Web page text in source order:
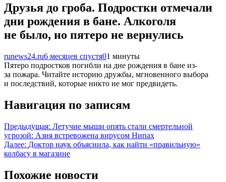
Друзья до гроба. Подростки отмечали
дни рождения в бане. Алкоголя
не было, но пятеро не вернулись
runews24.ru6 месяцев спустя01 минуты
Пятеро подростков погибли на дне рождения в бане из-
за пожара. Читайте историю дружбы, мгновенного выбора
и последствий, которые никто не мог предвидеть.
Навигация по записям
Предыдущая: Летучие мыши опять стали смертельной
угрозой: Азия встревожена вирусом Нипах
Далее: Доктор наук объяснила, как найти «правильную»
колбасу в магазине
Похожие новости